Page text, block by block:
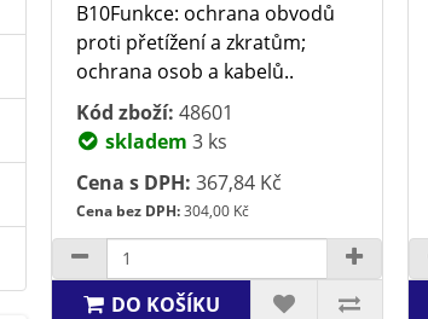
B10Funkce: ochrana obvodů
proti přetížení a zkratům;
ochrana osob a kabelů..
Kód zboží: 48601
skladem 3 ks
Cena s DPH: 367,84 Kč
Cena bez DPH:304,00 Kč
DO KOŠÍKU